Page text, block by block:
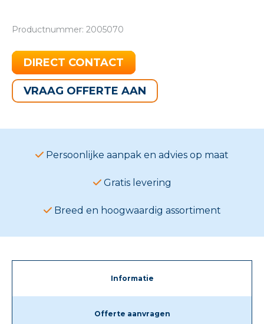
Productnummer: 2005070
DIRECT CONTACT
VRAAG OFFERTE AAN
Persoonlijke aanpak en advies op maat
Gratis levering
Breed en hoogwaardig assortiment
Informatie
Offerte aanvragen